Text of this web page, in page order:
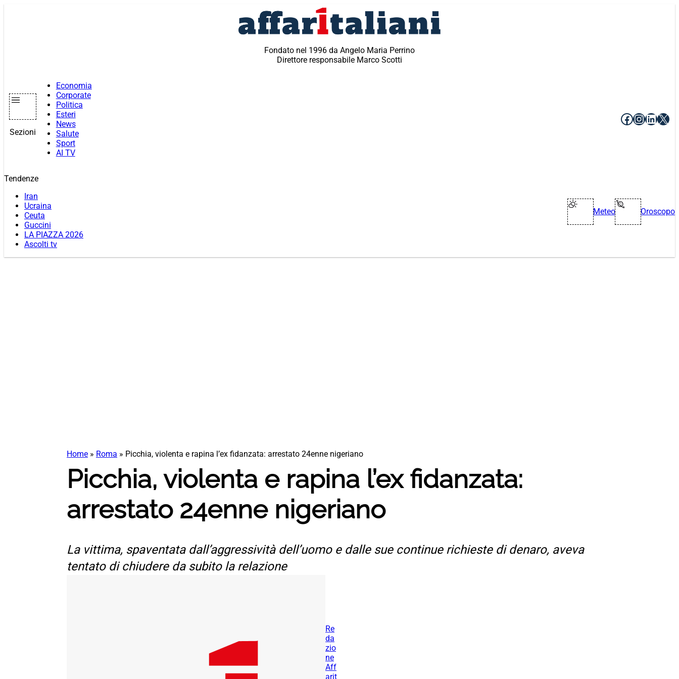
Fondato nel 1996 da Angelo Maria Perrino
Direttore responsabile Marco Scotti
Sezioni
Economia
Corporate
Politica
Esteri
News
Salute
Sport
AI TV
Facebook
X
Tendenze
Iran
Ucraina
Ceuta
Guccini
LA PIAZZA 2026
Ascolti tv
Meteo Oroscopo
Home » Roma » Picchia, violenta e rapina l’ex fidanzata: arrestato 24enne nigeriano
Picchia, violenta e rapina l’ex fidanzata:
arrestato 24enne nigeriano
La vittima, spaventata dall’aggressività dell’uomo e dalle sue continue richieste di denaro, aveva
tentato di chiudere da subito la relazione
Re
da
zio
ne
Aff
arit